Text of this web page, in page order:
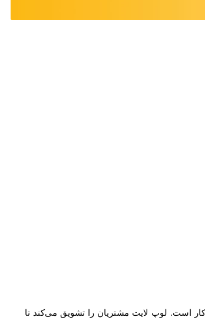
است. لوپ لایت مشتریان را تشویق می‌کند تا